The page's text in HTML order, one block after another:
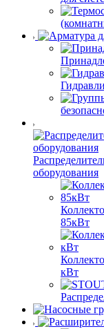
оборудования
85кВт
кВт